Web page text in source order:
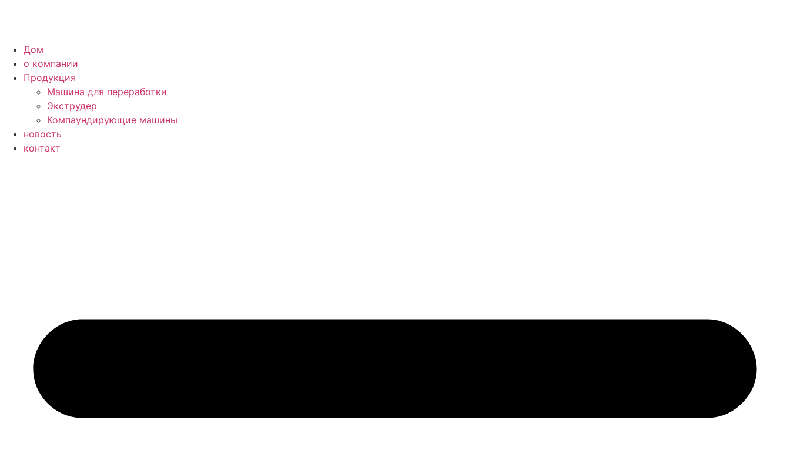
Дом
о компании
Продукция
Машина для переработки
Экструдер
Компаундирующие машины
новость
контакт